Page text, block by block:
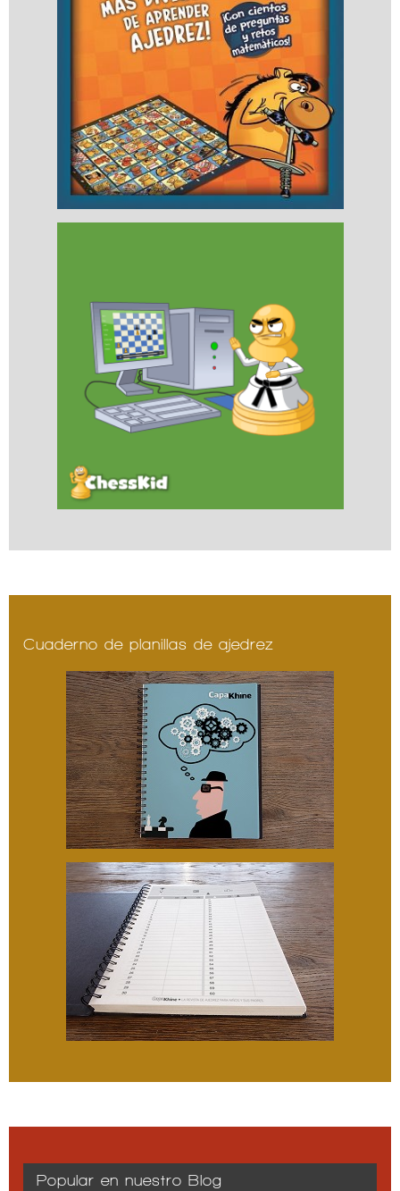
Cuaderno de planillas de ajedrez
Popular en nuestro Blog